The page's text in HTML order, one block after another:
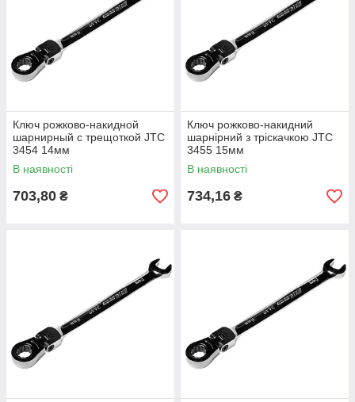
Ключ рожково-накидной
шарнирный с трещоткой JTC
3454 14мм
В наявності
703,80 ₴
Ключ рожково-накидний
шарнірний з тріскачкою JTC
3455 15мм
В наявності
734,16 ₴